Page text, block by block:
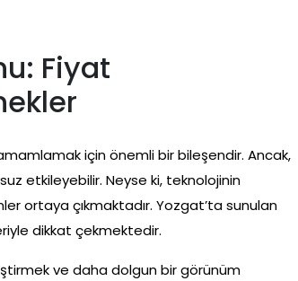
Fiyat
için önemli bir bileşendir. Ancak,
etkileyebilir. Neyse ki, teknolojinin
ortaya çıkmaktadır. Yozgat’ta sunulan
dikkat çekmektedir.
ve daha dolgun bir görünüm